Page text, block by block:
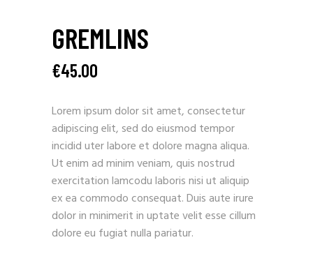
GREMLINS
€45.00
Lorem ipsum dolor sit amet, consectetur
adipiscing elit, sed do eiusmod tempor
incidid uter labore et dolore magna aliqua.
Ut enim ad minim veniam, quis nostrud
exercitation lamcodu laboris nisi ut aliquip
ex ea commodo consequat. Duis aute irure
dolor in minimerit in uptate velit esse cillum
dolore eu fugiat nulla pariatur.